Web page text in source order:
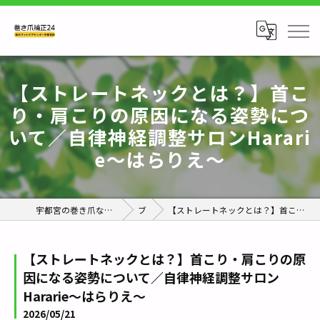
【ストレートネックとは？】首こ
り・肩こりの原因になる姿勢につ
いて／自律神経調整サロンHarari
e〜はらりえ〜
宇都宮の巻き爪なら巻き爪補正24栃木フットケアセンター宇都宮店 ブログ 【ストレートネックとは？】首こり・肩こりの原因になる姿勢について／自律神経調整サロンHararie〜はらりえ〜
【ストレートネックとは？】首こり・肩こりの原
因になる姿勢について／自律神経調整サロン
Hararie〜はらりえ〜
2026/05/21